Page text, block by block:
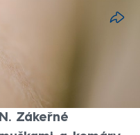
14:52
výskytu
Zákeřné